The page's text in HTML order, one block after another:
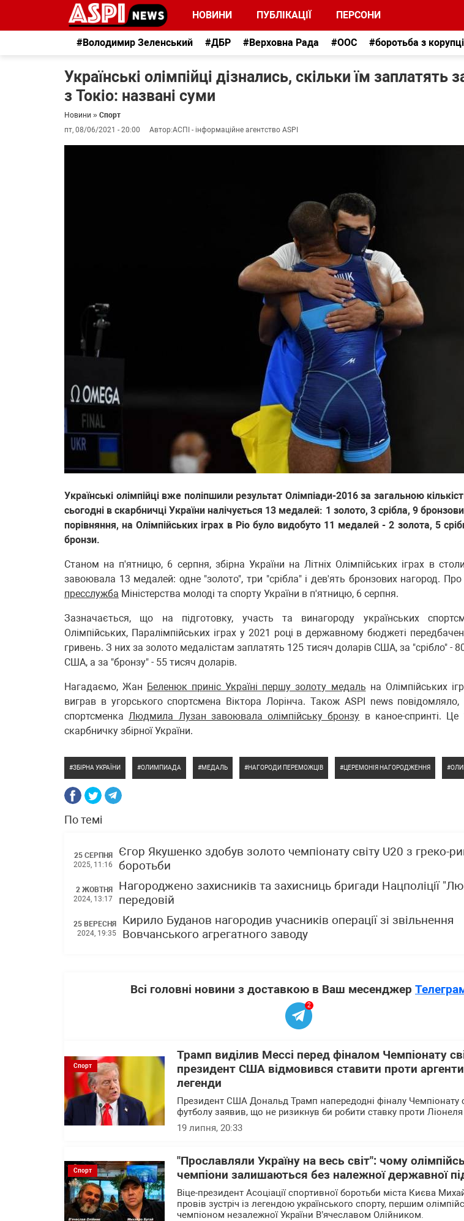
НОВИНИ ПУБЛІКАЦІЇ ПЕРСОНИ
#Володимир Зеленський #ДБР #Верховна Рада #ООС #боротьба з
Українські олімпійці дізнались, скільки їм заплатять
з Токіо: названі суми
Новини » Спорт
пт, 08/06/2021 - 20:00
Автор:АСПІ - інформаційне агентство ASPI
Українські олімпійці вже поліпшили результат Олімпіади-2016 за загальною
сьогодні в скарбничці України налічується 13 медалей: 1 золото, 3 срібла, 9
порівняння, на Олімпійських іграх в Ріо було видобуто 11 медалей - 2 золота, 5
бронзи.
Станом на п'ятницю, 6 серпня, збірна України на Літніх Олімпійських іграх в
завоювала 13 медалей: одне "золото", три "срібла" і дев'ять бронзових нагород.
пресслужба Міністерства молоді та спорту України в п'ятницю, 6 серпня.
Зазначається, що на підготовку, участь та винагороду українських
Олімпійських, Паралімпійських іграх у 2021 році в державному бюджеті
гривень. З них за золото медалістам заплатять 125 тисяч доларів США, за "срібло" -
США, а за "бронзу" - 55 тисяч доларів.
Нагадаємо, Жан Беленюк приніс Україні першу золоту медаль на Олімпійських
виграв в угорського спортсмена Віктора Лорінча. Також ASPI news повідомляло,
спортсменкаЛюдмила Лузан завоювала олімпійську бронзу в каное-спринті.
скарбничку збірної України.
ЗБІРНА УКРАЇНИ ОЛИМПИАДА МЕДАЛЬ НАГОРОДИ ПЕРЕМОЖЦІВ ЦЕРЕМОНІЯ НАГОРОДЖЕННЯ
По темі
25 СЕРПНЯ
2025, 11:16
Єгор Якушенко здобув золото чемпіонату світу U20 з греко-
боротьби
2 ЖОВТНЯ
2024, 13:17
Нагороджено захисників та захисниць бригади Нацполіції
передовій
25 ВЕРЕСНЯ
2024, 19:35
Кирило Буданов нагородив учасників операції зі звільнення
Вовчанського агрегатного заводу
Всі головні новини з доставкою в Ваш месенджер
2
Спорт
Трамп виділив Мессі перед фіналом Чемпіонату
президент США відмовився ставити проти
легенди
Президент США Дональд Трамп напередодні фіналу Чемпіонату
футболу заявив, що не ризикнув би робити ставку проти
19 липня, 20:33
Спорт
"Прославляли Україну на весь світ": чому
чемпіони залишаються без належної державної
Віце-президент Асоціації спортивної боротьби міста Києва
провів зустріч із легендою українського спорту, першим
чемпіоном незалежної України В’ячеславом Олійником.